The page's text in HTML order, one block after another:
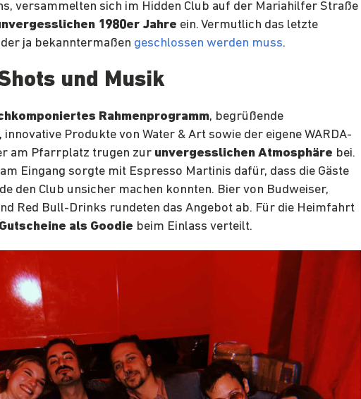
versammelten sich im Hidden Club auf der Mariahilfer Straße
1980er Jahre ein. Vermutlich das letzte
ja bekanntermaßen geschlossen werden muss.
und Musik
Rahmenprogramm, begrüßende
Produkte von Water & Art sowie der eigene WARDA-
am Pfarrplatz trugen zur unvergesslichen Atmosphäre bei.
Eingang sorgte mit Espresso Martinis dafür, dass die Gäste
den Club unsicher machen konnten. Bier von Budweiser,
Red Bull-Drinks rundeten das Angebot ab. Für die Heimfahrt
als Goodie beim Einlass verteilt.